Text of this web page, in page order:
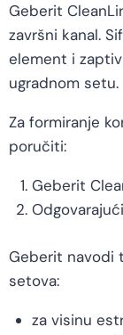
Geberit
završni kanal.
element i
ugradnom setu.
Za formiranje
poručiti:
Geberit
Geberit navodi
setova:
za visinu